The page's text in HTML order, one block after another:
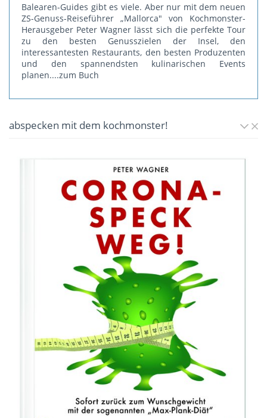
Balearen-Guides gibt es viele. Aber nur mit dem neuen
ZS-Genuss-Reiseführer „Mallorca" von Kochmonster-
Herausgeber Peter Wagner lässt sich die perfekte Tour
zu den besten Genusszielen der Insel, den
interessantesten Restaurants, den besten Produzenten
und den spannendsten kulinarischen Events
planen....zum Buch
abspecken mit dem kochmonster!